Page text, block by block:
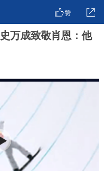
赞
万成致敬肖恩：他